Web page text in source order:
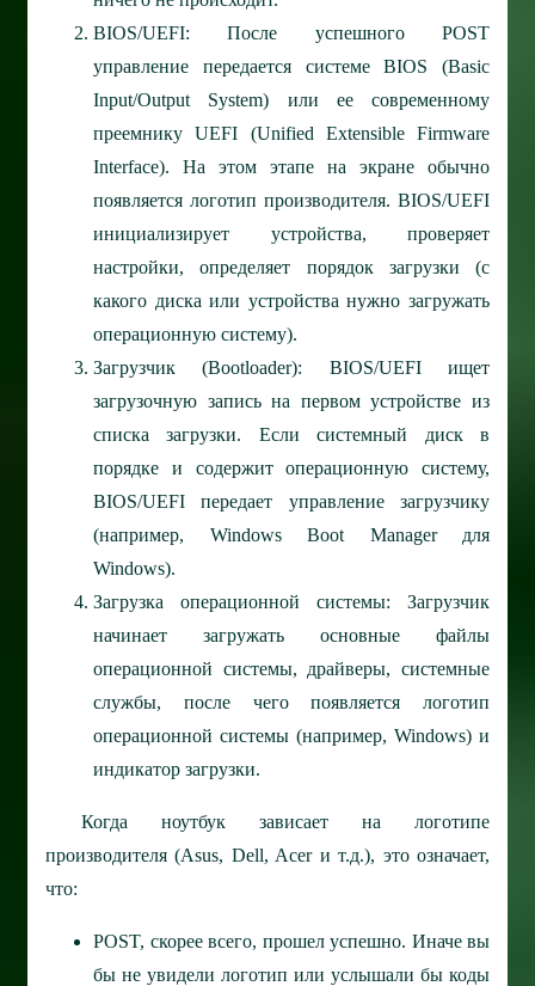
BIOS/UEFI: После успешного POST
управление передается системе BIOS (Basic
Input/Output System) или ее современному
преемнику UEFI (Unified Extensible Firmware
Interface). На этом этапе на экране обычно
появляется логотип производителя. BIOS/UEFI
инициализирует устройства, проверяет
настройки, определяет порядок загрузки (с
какого диска или устройства нужно загружать
операционную систему).
Загрузчик (Bootloader): BIOS/UEFI ищет
загрузочную запись на первом устройстве из
списка загрузки. Если системный диск в
порядке и содержит операционную систему,
BIOS/UEFI передает управление загрузчику
(например, Windows Boot Manager для
Windows).
Загрузка операционной системы: Загрузчик
начинает загружать основные файлы
операционной системы, драйверы, системные
службы, после чего появляется логотип
операционной системы (например, Windows) и
индикатор загрузки.
Когда ноутбук зависает на логотипе
производителя (Asus, Dell, Acer и т.д.), это означает,
что:
POST, скорее всего, прошел успешно. Иначе вы
бы не увидели логотип или услышали бы коды